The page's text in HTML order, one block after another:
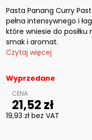
Pasta Panang Curry
pełna intensywnego i
które wniesie do
smak i aromat.
Czytaj więcej
Wyprzedane
21,52 zł
19,93 zł bez VAT